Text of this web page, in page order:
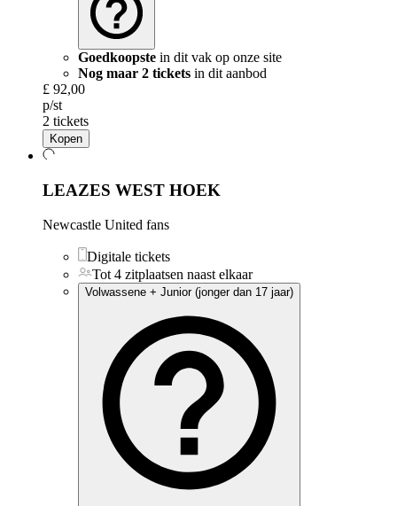
Goedkoopste in dit vak op onze site
Nog maar 2 tickets in dit aanbod
£ 92,00
p/st
2 tickets
Kopen
LEAZES WEST HOEK
Newcastle United fans
Digitale tickets
Tot 4 zitplaatsen naast elkaar
Volwassene + Junior (jonger dan 17 jaar)